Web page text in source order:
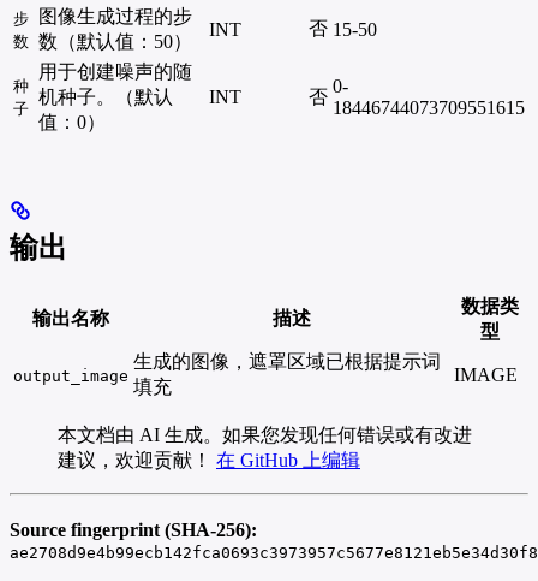
步
数
图像生成过程的步
数（默认值：50）
INT 否 15-50
种
子
用于创建噪声的随
机种子。（默认
值：0）
INT 否
0-
18446744073709551615
输出
输出名称 描述
数据类
型
output_image
生成的图像，遮罩区域已根据提示词
填充
IMAGE
本文档由 AI 生成。如果您发现任何错误或有改进
建议，欢迎贡献！ 在 GitHub 上编辑
Source fingerprint (SHA-256):